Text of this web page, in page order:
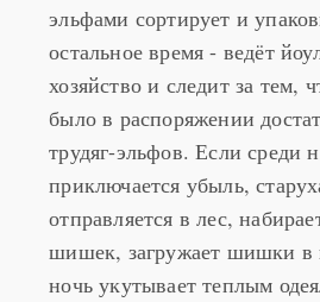
эльфами сортирует и
остальное время - ведёт
хозяйство и следит за тем,
было в распоряжении
трудяг-эльфов. Если среди
приключается убыль,
отправляется в лес,
шишек, загружает шишки в
ночь укутывает теплым